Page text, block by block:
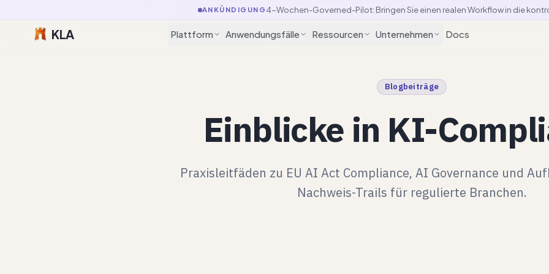
ANKÜNDIGUNG 4-Wochen-Governed-Pilot: Bringen Sie einen realen Workflow in die
KLA Plattform Anwendungsfälle Ressourcen Unternehmen Docs
Blogbeiträge
Einblicke in KI-
Praxisleitfäden zu EU AI Act Compliance, AI Governance und
Nachweis-Trails für regulierte Branchen.